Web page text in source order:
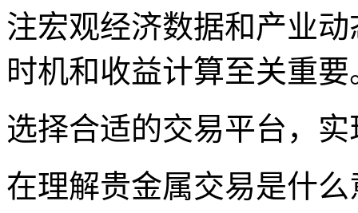
注宏观经济数据和产业
时机和收益计算至关重要
选择合适的交易平台，
在理解贵金属交易是什